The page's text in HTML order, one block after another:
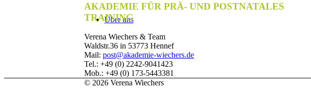
Über uns
AKADEMIE FÜR PRÄ- UND POSTNATALES
TRAINING
Verena Wiechers & Team
Waldstr.36 in 53773 Hennef
Mail: post@akademie-wiechers.de
Tel.: +49 (0) 2242-9041423
Mob.: +49 (0) 173-5443381
© 2026 Verena Wiechers